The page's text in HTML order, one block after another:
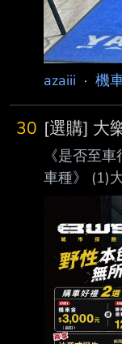
azaiii · 機
30 [選購] 大
《是否至
車種》 (1)
←請儘量
幾天的搜
文 還是有
的意見好
換車。 我
北各工地
是自保駕